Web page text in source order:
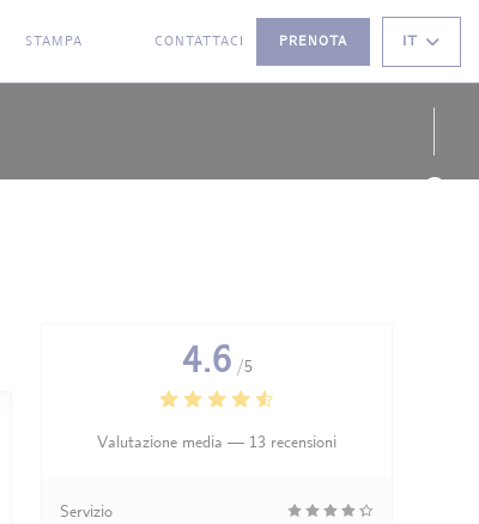
STAMPA CONTATTACI PRENOTA IT
4.6 /5
Valutazione media — 13 recensioni
Servizio